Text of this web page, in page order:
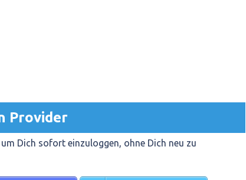
Provider
Dich sofort einzuloggen, ohne Dich neu zu